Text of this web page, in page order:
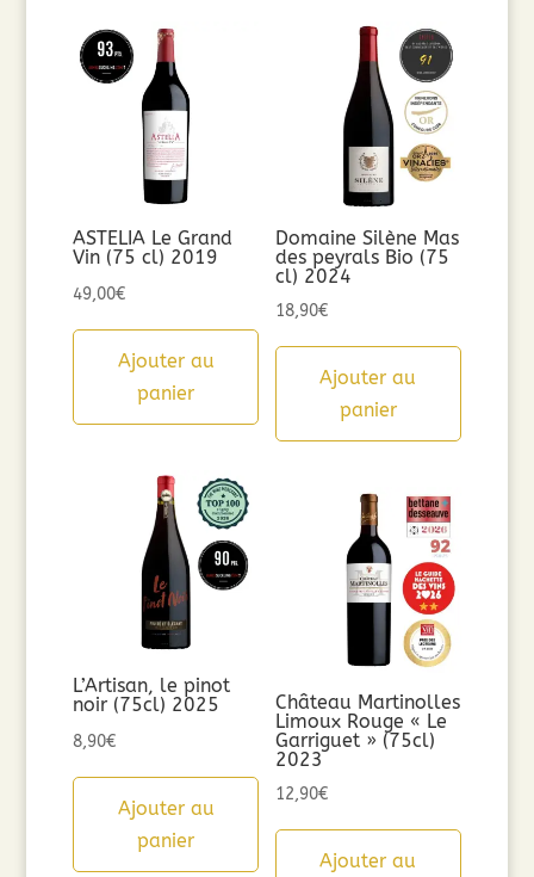
ASTELIA Le Grand
Vin (75 cl) 2019
49,00€
Ajouter au
panier
Domaine Silène Mas
des peyrals Bio (75
cl) 2024
18,90€
Ajouter au
panier
L’Artisan, le pinot
noir (75cl) 2025
8,90€
Ajouter au
panier
Château Martinolles
Limoux Rouge « Le
Garriguet » (75cl)
2023
12,90€
Ajouter au